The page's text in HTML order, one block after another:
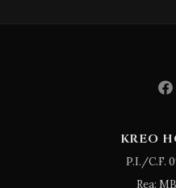
KREO
P.I./C.F.
Rea: